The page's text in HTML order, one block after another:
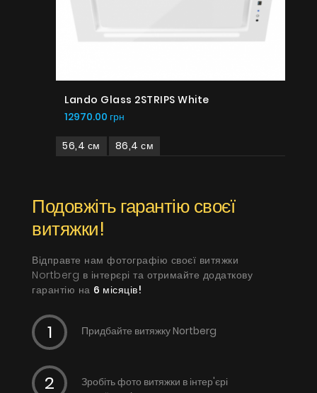
Lando Glass 2STRIPS White
12970.00 грн
56,4 см 86,4 см
Подовжіть гарантію своєї
витяжки!
Відправте нам фотографію своєї витяжки
Nortberg в інтерєрі та отримайте додаткову
гарантію на 6 місяців!
Придбайте витяжку Nortberg
Зробіть фото витяжки в інтер'єрі